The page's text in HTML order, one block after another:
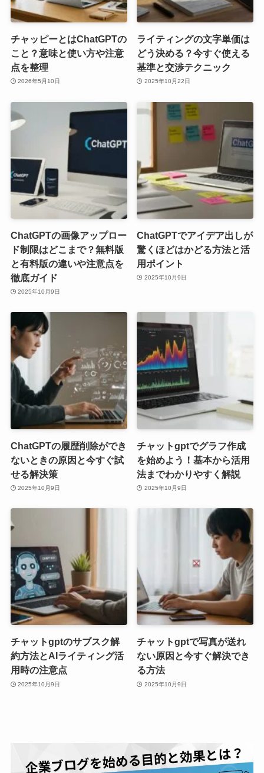
チャッピーとはChatGPTの
こと？意味と使い方や注意
点を整理
2026年5月10日
ライティングの文字単価は
どう決める？今すぐ使える
基準と交渉テクニック
2025年10月22日
ChatGPTの画像アップロー
ド制限はどこまで？無料版
と有料版の違いや注意点を
徹底ガイド
2025年10月9日
ChatGPTでアイデア出しが
驚くほどはかどる方法と活
用ポイント
2025年10月9日
ChatGPTの履歴削除ができ
ないときの原因と今すぐ試
せる解決策
2025年10月9日
チャットgptでグラフ作成
を始めよう！基本から活用
法までわかりやすく解説
2025年10月9日
チャットgptのサブスク解
約方法とAIライティング活
用時の注意点
2025年10月9日
チャットgptで写真が送れ
ない原因と今すぐ解決でき
る方法
2025年10月9日